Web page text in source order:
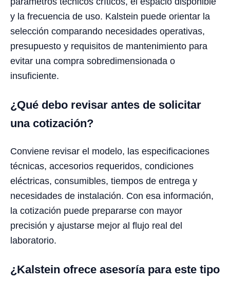
y la frecuencia de uso. Kalstein puede orientar la
selección comparando necesidades operativas,
presupuesto y requisitos de mantenimiento para
evitar una compra sobredimensionada o
insuficiente.
¿Qué debo revisar antes de solicitar
una cotización?
Conviene revisar el modelo, las especificaciones
técnicas, accesorios requeridos, condiciones
eléctricas, consumibles, tiempos de entrega y
necesidades de instalación. Con esa información,
la cotización puede prepararse con mayor
precisión y ajustarse mejor al flujo real del
laboratorio.
¿Kalstein ofrece asesoría para este tipo